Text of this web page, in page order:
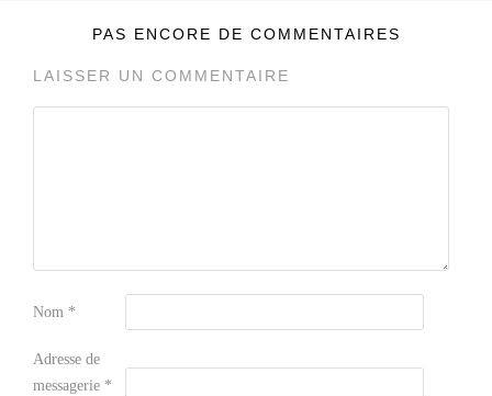
PAS ENCORE DE COMMENTAIRES
LAISSER UN COMMENTAIRE
Nom *
Adresse de
messagerie *